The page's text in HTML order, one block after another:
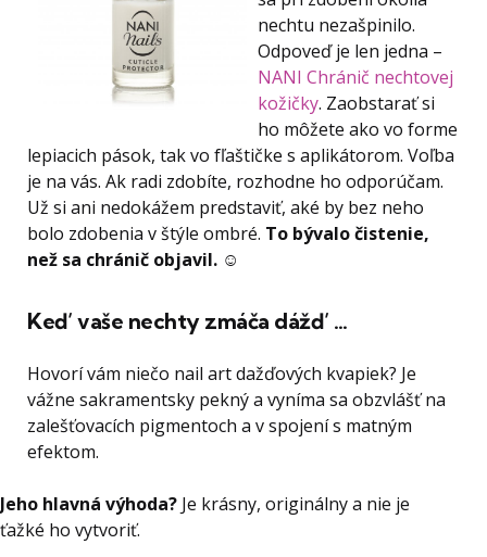
nechtu nezašpinilo.
Odpoveď je len jedna –
NANI Chránič nechtovej
kožičky. Zaobstarať si
ho môžete ako vo forme
lepiacich pások, tak vo fľaštičke s aplikátorom. Voľba
je na vás. Ak radi zdobíte, rozhodne ho odporúčam.
Už si ani nedokážem predstaviť, aké by bez neho
bolo zdobenia v štýle ombré. To bývalo čistenie,
než sa chránič objavil. ☺
Keď vaše nechty zmáča dážď …
Hovorí vám niečo nail art dažďových kvapiek? Je
vážne sakramentsky pekný a vyníma sa obzvlášť na
zalešťovacích pigmentoch a v spojení s matným
efektom.
Jeho hlavná výhoda? Je krásny, originálny a nie je
ťažké ho vytvoriť.